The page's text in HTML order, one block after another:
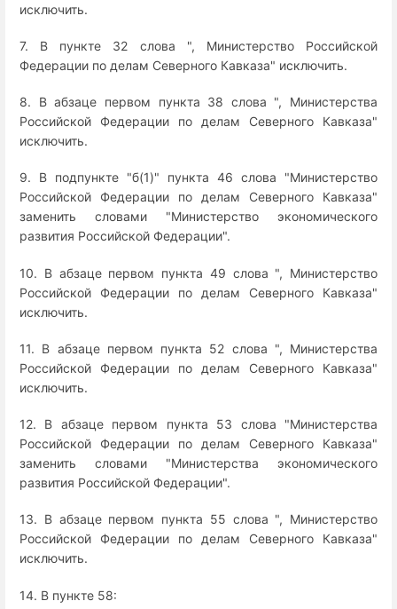
исключить.
7. В пункте 32 слова ", Министерство Российской
Федерации по делам Северного Кавказа" исключить.
8. В абзаце первом пункта 38 слова ", Министерства
Российской Федерации по делам Северного Кавказа"
исключить.
9. В подпункте "б(1)" пункта 46 слова "Министерство
Российской Федерации по делам Северного Кавказа"
заменить словами "Министерство экономического
развития Российской Федерации".
10. В абзаце первом пункта 49 слова ", Министерство
Российской Федерации по делам Северного Кавказа"
исключить.
11. В абзаце первом пункта 52 слова ", Министерства
Российской Федерации по делам Северного Кавказа"
исключить.
12. В абзаце первом пункта 53 слова "Министерства
Российской Федерации по делам Северного Кавказа"
заменить словами "Министерства экономического
развития Российской Федерации".
13. В абзаце первом пункта 55 слова ", Министерство
Российской Федерации по делам Северного Кавказа"
исключить.
14. В пункте 58: